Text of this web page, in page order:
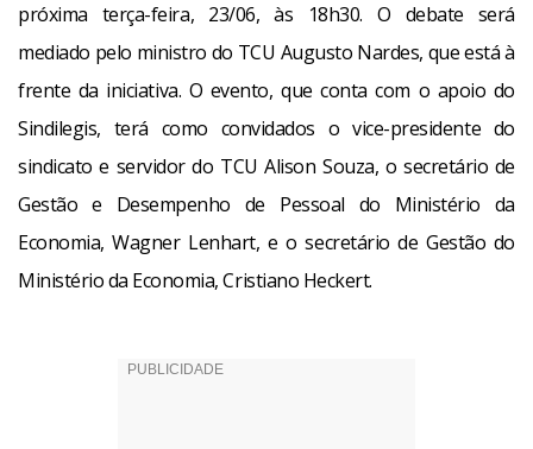
próxima terça-feira, 23/06, às 18h30. O debate será
mediado pelo ministro do TCU Augusto Nardes, que está à
frente da iniciativa. O evento, que conta com o apoio do
Sindilegis, terá como convidados o vice-presidente do
sindicato e servidor do TCU Alison Souza, o secretário de
Gestão e Desempenho de Pessoal do Ministério da
Economia, Wagner Lenhart, e o secretário de Gestão do
Ministério da Economia, Cristiano Heckert.